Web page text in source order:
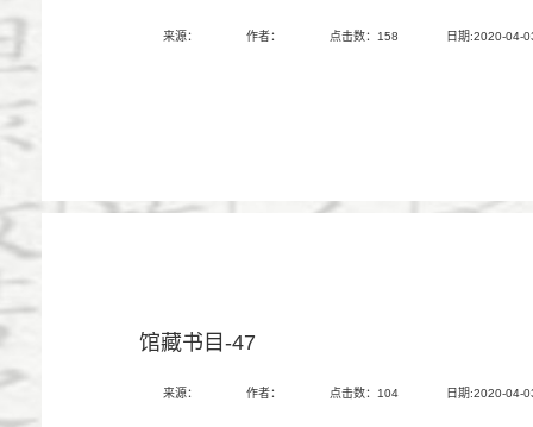
来源： 作者： 点击数： 158 日期:2020-04-
馆藏书目-47
来源： 作者： 点击数： 104 日期:2020-04-